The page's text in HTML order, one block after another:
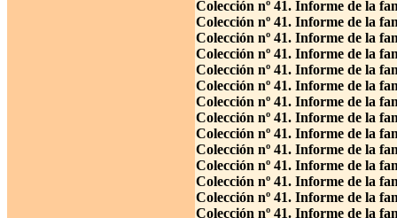
Colección nº 41. Informe de la
Colección nº 41. Informe de la
Colección nº 41. Informe de la
Colección nº 41. Informe de la
Colección nº 41. Informe de la
Colección nº 41. Informe de la
Colección nº 41. Informe de la
Colección nº 41. Informe de la
Colección nº 41. Informe de la
Colección nº 41. Informe de la
Colección nº 41. Informe de la
Colección nº 41. Informe de la
Colección nº 41. Informe de la
Colección nº 41. Informe de la